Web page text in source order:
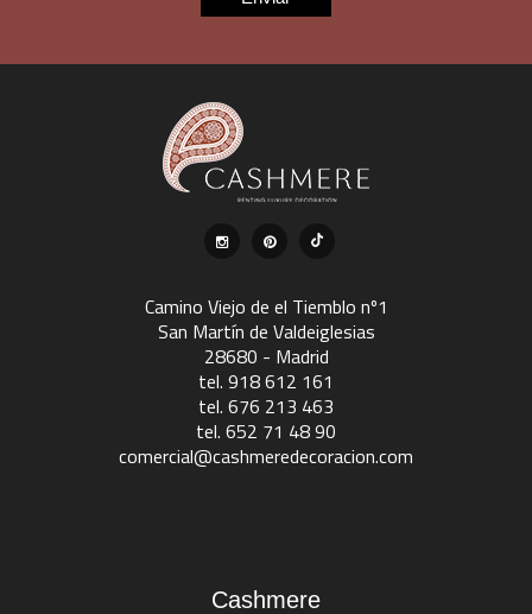
Camino Viejo de el Tiemblo nº1
San Martín de Valdeiglesias
28680 - Madrid
tel. 918 612 161
tel. 676 213 463
tel. 652 71 48 90
comercial@cashmeredecoracion.com
Cashmere